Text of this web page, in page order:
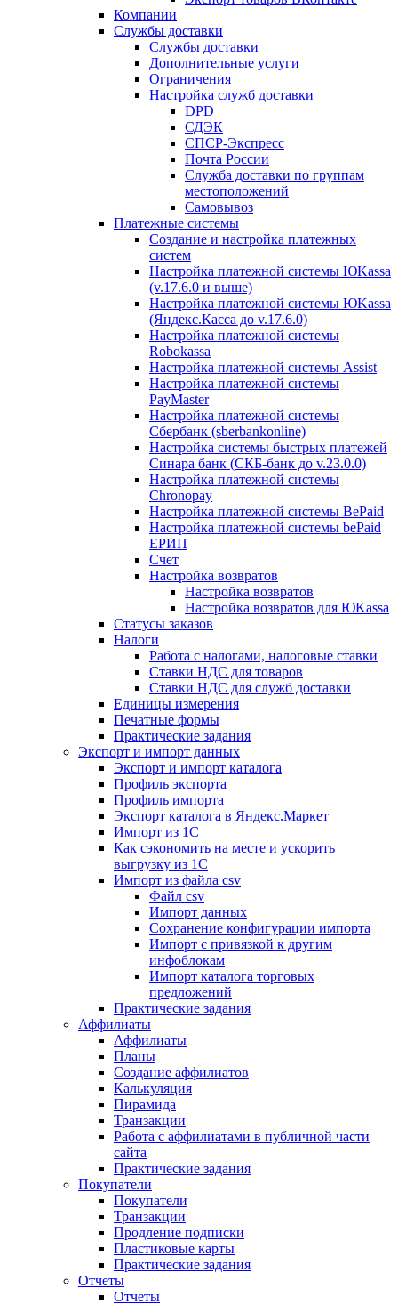
Компании
Службы доставки
Службы доставки
Дополнительные услуги
Ограничения
Настройка служб доставки
DPD
СДЭК
СПСР-Экспресс
Почта России
Служба доставки по группам
местоположений
Самовывоз
Платежные системы
Создание и настройка платежных
систем
Настройка платежной системы ЮKassa
(v.17.6.0 и выше)
Настройка платежной системы ЮKassa
(Яндекс.Касса до v.17.6.0)
Настройка платежной системы
Robokassa
Настройка платежной системы Assist
Настройка платежной системы
PayMaster
Настройка платежной системы
Сбербанк (sberbankonline)
Настройка системы быстрых платежей
Синара банк (СКБ-банк до v.23.0.0)
Настройка платежной системы
Chronopay
Настройка платежной системы BePaid
Настройка платежной системы bePaid
ЕРИП
Счет
Настройка возвратов
Настройка возвратов
Настройка возвратов для ЮKassa
Статусы заказов
Налоги
Работа с налогами, налоговые ставки
Ставки НДС для товаров
Ставки НДС для служб доставки
Единицы измерения
Печатные формы
Практические задания
Экспорт и импорт данных
Экспорт и импорт каталога
Профиль экспорта
Профиль импорта
Экспорт каталога в Яндекс.Маркет
Импорт из 1С
Как сэкономить на месте и ускорить
выгрузку из 1С
Импорт из файла csv
Файл csv
Импорт данных
Сохранение конфигурации импорта
Импорт с привязкой к другим
инфоблокам
Импорт каталога торговых
предложений
Практические задания
Аффилиаты
Аффилиаты
Планы
Создание аффилиатов
Калькуляция
Пирамида
Транзакции
Работа с аффилиатами в публичной части
сайта
Практические задания
Покупатели
Покупатели
Транзакции
Продление подписки
Пластиковые карты
Практические задания
Отчеты
Отчеты